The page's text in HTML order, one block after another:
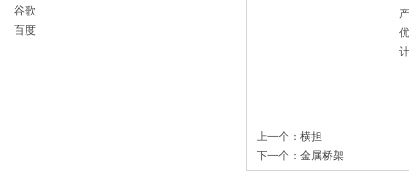
谷歌
百度
上一个： 横担
下一个： 金属桥架